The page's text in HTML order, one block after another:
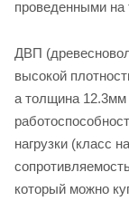
проведенными на
ДВП
высокой
а толщина 12.3мм
нагрузки (класс
который можно